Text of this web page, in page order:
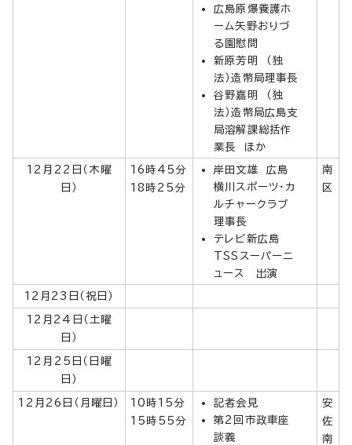
広島原爆養護ホ
ーム矢野おりづ
る園慰問
新原芳明 （独
法）造幣局理事長
谷野嘉明 （独
法）造幣局広島支
局溶解課総括作
業長 ほか
12月22日（木曜
日）
16時45分
18時25分
岸田文雄 広島
横川スポーツ・カ
ルチャークラブ
理事長
テレビ新広島
TSSスーパーニ
ュース 出演
南
区
12月23日（祝日）
12月24日（土曜
日）
12月25日（日曜
日）
12月26日（月曜日）
10時15分
15時55分
記者会見
第2回市政車座
談義
安
佐
南